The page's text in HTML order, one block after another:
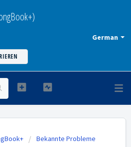
German
Bekannte Probleme